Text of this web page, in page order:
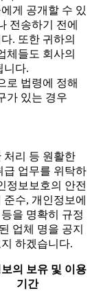
게 공개할 수 있
전송하기 전에
. 또한 귀하의
체들도 회사의
니다.
로 법령에 정해
가 있는 경우
처리 등 원활한
급 업무를 위탁하
정보보호의 안전
수, 개인정보에
을 명확히 규정
업체 명을 공지
하겠습니다.
의 보유 및 이용
기간